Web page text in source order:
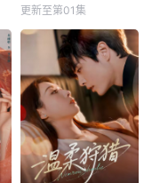
更新至第01集